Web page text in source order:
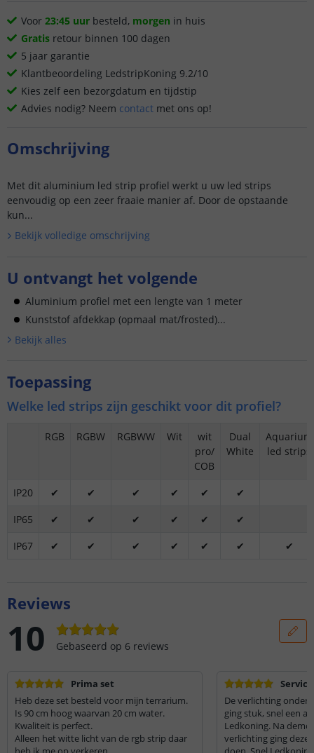
Voor 23:45 uur besteld, morgen in huis
Gratis retour binnen 100 dagen
5 jaar garantie
Klantbeoordeling LedstripKoning 9.2/10
Kies zelf een bezorgdatum en tijdstip
Advies nodig? Neem contact met ons op!
Omschrijving
Met dit aluminium led strip profiel werkt u uw led strips
eenvoudig op een zeer fraaie manier af. Door de opstaande
kun...
Bekijk volledige omschrijving
U ontvangt het volgende
Aluminium profiel met een lengte van 1 meter
Kunststof afdekkap (opmaal mat/frosted)...
Bekijk alles
Toepassing
Welke led strips zijn geschikt voor dit profiel?
RGB RGBW RGBWW Wit
wit
pro/
COB
Dual
White
Aquarium
led strips
IP20 ✔ ✔ ✔ ✔ ✔
✔
IP65
✔ ✔ ✔ ✔ ✔
✔
IP67
✔ ✔ ✔ ✔ ✔ ✔ ✔
Reviews
10 Gebaseerd op 6 reviews
Prima set
Heb deze set besteld voor mijn terrarium.
Is 90 cm hoog waarvan 20 cm water.
Kwaliteit is perfect.
Alleen het witte licht van de rgb strip daar
De verlichting onder
ging stuk, snel een
Ledkoning. Na
verlichting ging deze